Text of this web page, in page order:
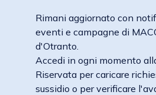
Rimani aggiornato con
eventi e campagne di
d'Otranto.
Accedi in ogni momento
Riservata per caricare
sussidio o per verificare